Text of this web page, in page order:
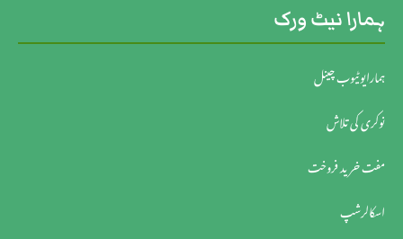
ہمارا نیٹ ورک
ہمارایوٹیوب چینل
نوکری کی تلاش
مفت خرید فروخت
اسکالرشپ